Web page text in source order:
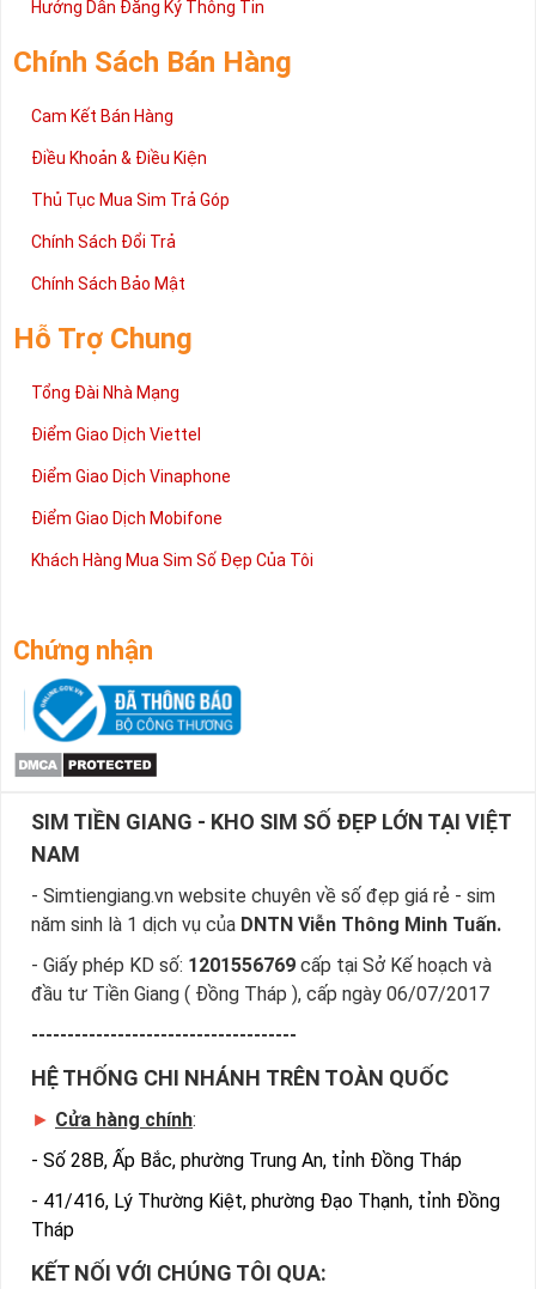
Hướng Dẫn Đăng Ký Thông Tin
Chính Sách Bán Hàng
Cam Kết Bán Hàng
Điều Khoản & Điều Kiện
Thủ Tục Mua Sim Trả Góp
Chính Sách Đổi Trả
Chính Sách Bảo Mật
Hỗ Trợ Chung
Tổng Đài Nhà Mạng
Điểm Giao Dịch Viettel
Điểm Giao Dịch Vinaphone
Điểm Giao Dịch Mobifone
Khách Hàng Mua Sim Số Đẹp Của Tôi
Chứng nhận
SIM TIỀN GIANG - KHO SIM SỐ ĐẸP LỚN TẠI VIỆT
NAM
- Simtiengiang.vn website chuyên về số đẹp giá rẻ - sim
năm sinh là 1 dịch vụ của DNTN Viễn Thông Minh Tuấn.
- Giấy phép KD số: 1201556769 cấp tại Sở Kế hoạch và
đầu tư Tiền Giang ( Đồng Tháp ), cấp ngày 06/07/2017
-------------------------------------
HỆ THỐNG CHI NHÁNH TRÊN TOÀN QUỐC
► Cửa hàng chính:
- Số 28B, Ấp Bắc, phường Trung An, tỉnh Đồng Tháp
- 41/416, Lý Thường Kiệt, phường Đạo Thạnh, tỉnh Đồng
Tháp
KẾT NỐI VỚI CHÚNG TÔI QUA: